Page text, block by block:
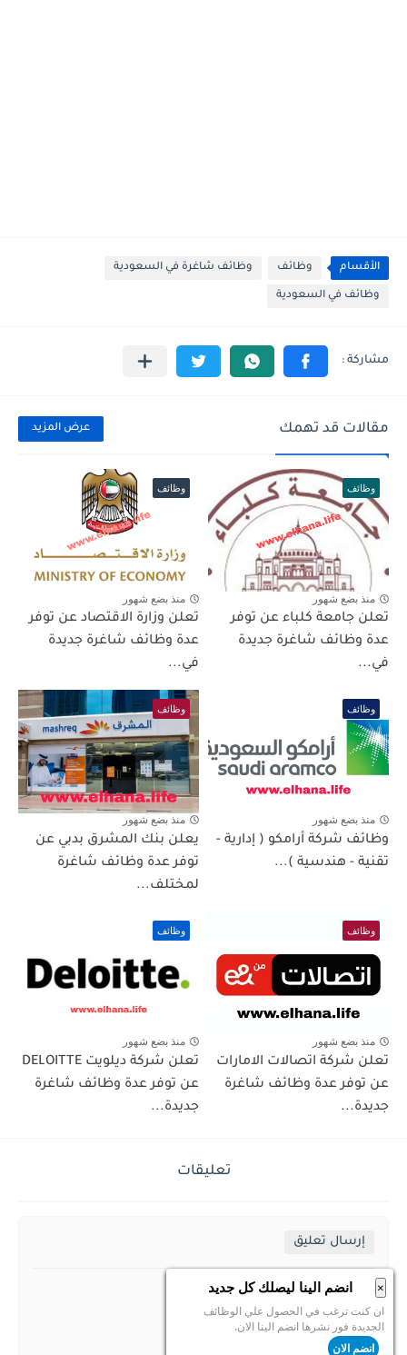
× انضم الينا ليصلك كل جديد
ان كنت ترغب في الحصول علي الوظائف
الجديدة فور نشرها انضم الينا الان.
انضم الان
الأقسام وظائف وظائف شاغرة في السعودية
وظائف في السعودية
مقالات قد تهمك عرض المزيد
وظائف
منذ بضع شهور
تعلن جامعة كلباء عن توفر
عدة وظائف شاغرة جديدة
في...
وظائف
منذ بضع شهور
تعلن وزارة الاقتصاد عن توفر
عدة وظائف شاغرة جديدة
في...
وظائف
منذ بضع شهور
وظائف شركة أرامكو ( إدارية -
تقنية - هندسية )...
وظائف
منذ بضع شهور
يعلن بنك المشرق بدبي عن
توفر عدة وظائف شاغرة
لمختلف...
وظائف
منذ بضع شهور
تعلن شركة اتصالات الامارات
عن توفر عدة وظائف شاغرة
جديدة...
وظائف
منذ بضع شهور
تعلن شركة ديلويت DELOITTE
عن توفر عدة وظائف شاغرة
جديدة...
تعليقات
إرسال تعليق